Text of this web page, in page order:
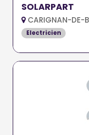
SOLARPART
CARIGNAN-DE-
Electricien